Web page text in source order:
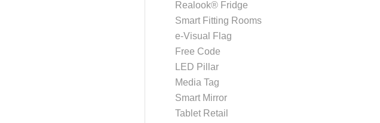
Realook® Fridge
Smart Fitting Rooms
e-Visual Flag
Free Code
LED Pillar
Media Tag
Smart Mirror
Tablet Retail